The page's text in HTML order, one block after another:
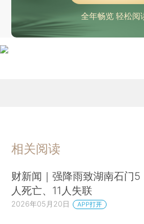
北京市级机关搬迁将于2026年底
全年畅览 轻松阅
相关阅读
财新闻｜强降雨致湖南石门5
人死亡、11人失联
2026年05月20日 APP打开